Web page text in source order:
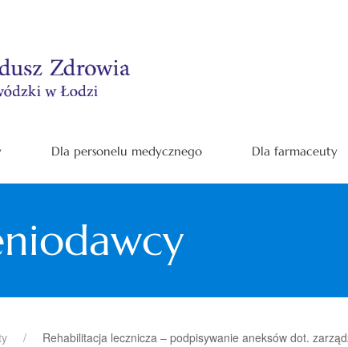
Dla personelu medycznego Dla farmaceuty
Rehabilitacja lecznicza – podpisywanie aneksów dot.